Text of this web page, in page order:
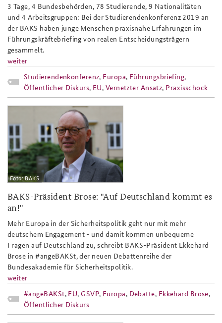
3 Tage, 4 Bundesbehörden, 78 Studierende, 9 Nationalitäten
und 4 Arbeitsgruppen: Bei der Studierendenkonferenz 2019 an
der BAKS haben junge Menschen praxisnahe Erfahrungen im
Führungskräftebriefing von realen Entscheidungsträgern
gesammelt.
weiter
Studierendenkonferenz, Europa, Führungsbriefing,
Öffentlicher Diskurs, EU, Vernetzter Ansatz, Praxisschock
ekkehard_brose_808x486_slider.png
Foto: BAKS
BAKS-Präsident Brose: "Auf Deutschland kommt es
an!"
Mehr Europa in der Sicherheitspolitik geht nur mit mehr
deutschem Engagement - und damit kommen unbequeme
Fragen auf Deutschland zu, schreibt BAKS-Präsident Ekkehard
Brose in #angeBAKSt, der neuen Debattenreihe der
Bundesakademie für Sicherheitspolitik.
weiter
#angeBAKSt, EU, GSVP, Europa, Debatte, Ekkehard Brose,
Öffentlicher Diskurs